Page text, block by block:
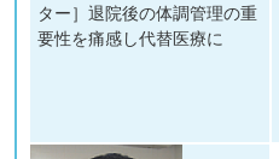
ター］退院後の体調管理の重
要性を痛感し代替医療に